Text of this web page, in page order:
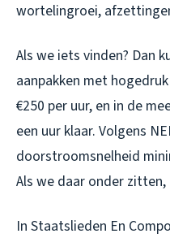
wortelingroei,
Als we iets vinden? Dan
aanpakken met
€250 per uur, en in de
een uur klaar. Volgens
doorstroomsnelheid
Als we daar onder
In Staatslieden En